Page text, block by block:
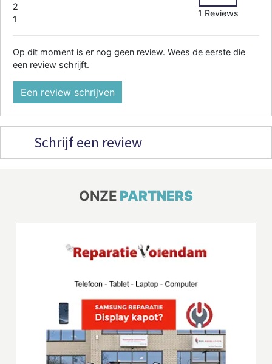
2
1
1 Reviews
Op dit moment is er nog geen review. Wees de eerste die
een review schrijft.
Een review schrijven
Schrijf een review
ONZE PARTNERS